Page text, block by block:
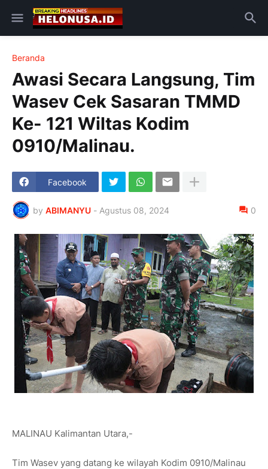
Beranda
Awasi Secara Langsung, Tim
Wasev Cek Sasaran TMMD
Ke- 121 Wiltas Kodim
0910/Malinau.
Facebook
by ABIMANYU - Agustus 08, 2024 0
MALINAU Kalimantan Utara,-
Tim Wasev yang datang ke wilayah Kodim 0910/Malinau